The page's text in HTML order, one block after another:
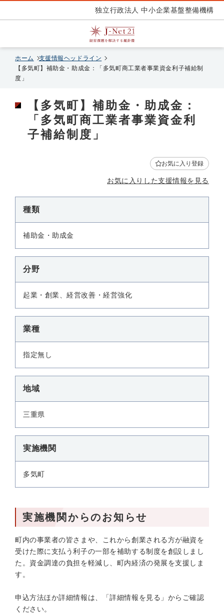
独立行政法人 中小企業基盤整備機構
ホーム
支援情報ヘッドライン
【多気町】補助金・助成金：「多気町商工業者事業資金利子補給制
度」
【多気町】補助金・助成金：
「多気町商工業者事業資金利
子補給制度」
お気に入り登録
お気に入りした支援情報を見る
種類
補助金・助成金
分野
起業・創業、経営改善・経営強化
業種
指定無し
地域
三重県
実施機関
多気町
実施機関からのお知らせ
町内の事業者の皆さまや、これから創業される方が融資を
受けた際に支払う利子の一部を補助する制度を創設しまし
た。資金調達の負担を軽減し、町内経済の発展を支援しま
す。
申込方法ほか詳細情報は、「詳細情報を見る」からご確認
ください。